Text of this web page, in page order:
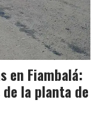
en Fiambalá:
la planta de